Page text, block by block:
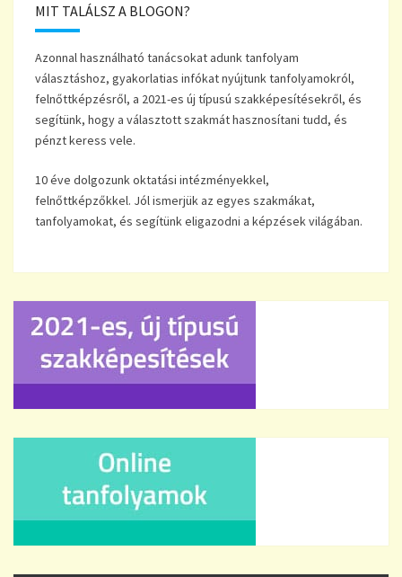
MIT TALÁLSZ A BLOGON?
Azonnal használható tanácsokat adunk tanfolyam
választáshoz, gyakorlatias infókat nyújtunk tanfolyamokról,
felnőttképzésről, a 2021-es új típusú szakképesítésekről, és
segítünk, hogy a választott szakmát hasznosítani tudd, és
pénzt keress vele.
10 éve dolgozunk oktatási intézményekkel,
felnőttképzőkkel. Jól ismerjük az egyes szakmákat,
tanfolyamokat, és segítünk eligazodni a képzések világában.